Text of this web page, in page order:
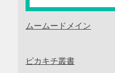
ムームードメイン
ピカキチ叢書